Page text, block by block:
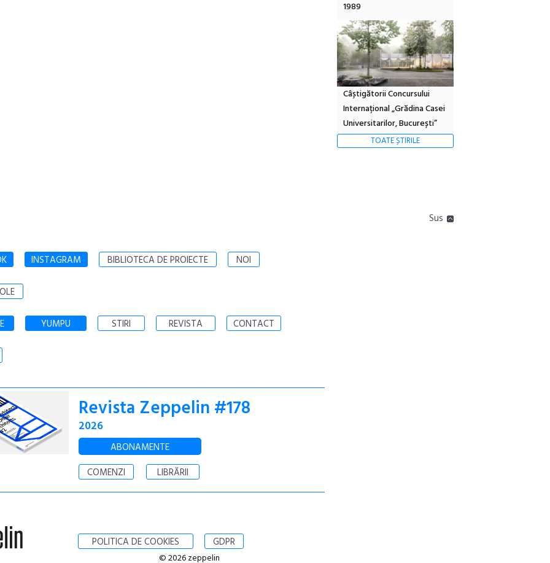
1989
Câștigătorii Concursului
Internațional „Grădina Casei
Universitarilor, București”
TOATE ȘTIRILE
Sus
INSTAGRAM BIBLIOTECA DE PROIECTE NOI
YUMPU STIRI REVISTA CONTACT
Revista Zeppelin #178
2026
ABONAMENTE
COMENZI
LIBRĂRII
POLITICA DE COOKIES GDPR
© 2026 zeppelin